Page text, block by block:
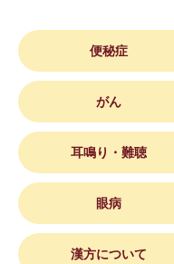
便秘症
がん
耳鳴り・難聴
眼病
漢方について